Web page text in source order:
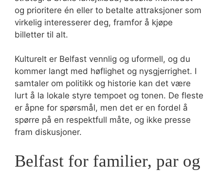
og prioritere én eller to betalte attraksjoner som
virkelig interesserer deg, framfor å kjøpe
billetter til alt.
Kulturelt er Belfast vennlig og uformell, og du
kommer langt med høflighet og nysgjerrighet. I
samtaler om politikk og historie kan det være
lurt å la lokale styre tempoet og tonen. De fleste
er åpne for spørsmål, men det er en fordel å
spørre på en respektfull måte, og ikke presse
fram diskusjoner.
Belfast for familier, par og